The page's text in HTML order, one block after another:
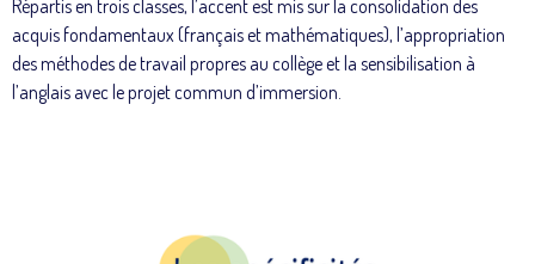
Répartis en trois classes, l’accent est mis sur la consolidation des
acquis fondamentaux (français et mathématiques), l’appropriation
des méthodes de travail propres au collège et la sensibilisation à
l’anglais avec le projet commun d’immersion.